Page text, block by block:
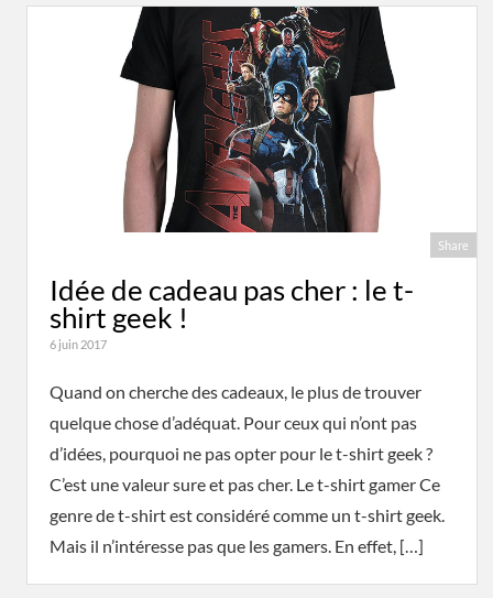
Share
Idée de cadeau pas cher : le t-
shirt geek !
6 juin 2017
Quand on cherche des cadeaux, le plus de trouver
quelque chose d’adéquat. Pour ceux qui n’ont pas
d’idées, pourquoi ne pas opter pour le t-shirt geek ?
C’est une valeur sure et pas cher. Le t-shirt gamer Ce
genre de t-shirt est considéré comme un t-shirt geek.
Mais il n’intéresse pas que les gamers. En effet, […]